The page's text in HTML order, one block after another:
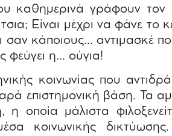
που καθημερινά γράφουν
Είναι μέχρι να φάνε το
σαν κάποιους… αντιμασκέ
φεύγει η… ούγια!
κοινωνίας που
επιστημονική βάση. Τα
οποία μάλιστα
κοινωνικής δικτύωσης.